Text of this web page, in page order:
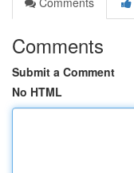
Comments
Submit a Comment
No HTML